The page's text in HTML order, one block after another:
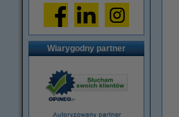
Wiarygodny partner